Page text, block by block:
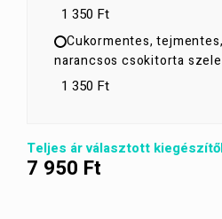
1 350 Ft
Cukormentes,
narancsos csokitorta
1 350 Ft
Teljes ár választott
7 950 Ft